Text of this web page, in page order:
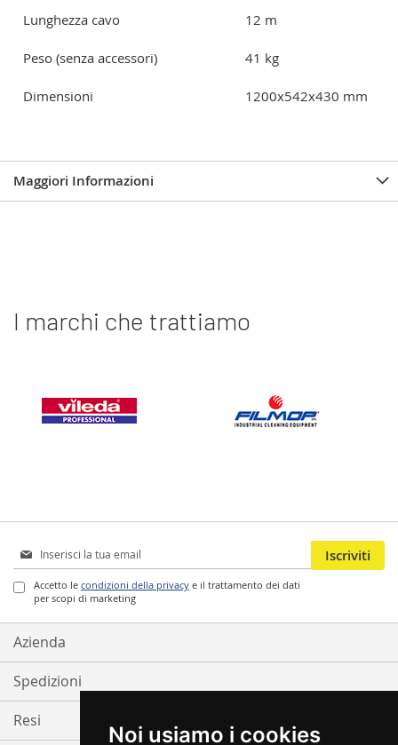
Noi usiamo i cookies
Lunghezza cavo 12 m
Peso (senza accessori) 41 kg
Dimensioni 1200x542x430 mm
Maggiori Informazioni
I marchi che trattiamo
Iscriviti
alla
nostra
Newsletter:
Accetto le condizioni della privacy e il trattamento dei dati
per scopi di marketing
Iscriviti
Azienda
Spedizioni
Resi